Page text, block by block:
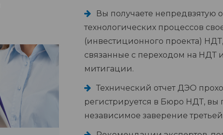
Вы получаете непредвзятую
технологических процессов
(инвестиционного проекта)
связанные с переходом на НДТ
митигации.
Технический отчет ДЭО
регистрируется в Бюро НДТ, вы
независимое заверение